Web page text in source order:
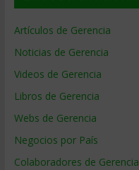
Artículos de Gerencia
Noticias de Gerencia
Videos de Gerencia
Libros de Gerencia
Webs de Gerencia
Negocios por País
Colaboradores de Gerencia